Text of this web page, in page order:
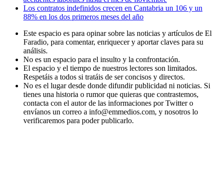
Los contratos indefinidos crecen en Cantabria un 106 y un
88% en los dos primeros meses del año
Este espacio es para opinar sobre las noticias y artículos de El
Faradio, para comentar, enriquecer y aportar claves para su
análisis.
No es un espacio para el insulto y la confrontación.
El espacio y el tiempo de nuestros lectores son limitados.
Respetáis a todos si tratáis de ser concisos y directos.
No es el lugar desde donde difundir publicidad ni noticias. Si
tienes una historia o rumor que quieras que contrastemos,
contacta con el autor de las informaciones por Twitter o
envíanos un correo a info@emmedios.com, y nosotros lo
verificaremos para poder publicarlo.